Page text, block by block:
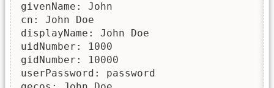
givenName: John
cn: John Doe
displayName: John Doe
uidNumber: 1000
gidNumber: 10000
userPassword: password